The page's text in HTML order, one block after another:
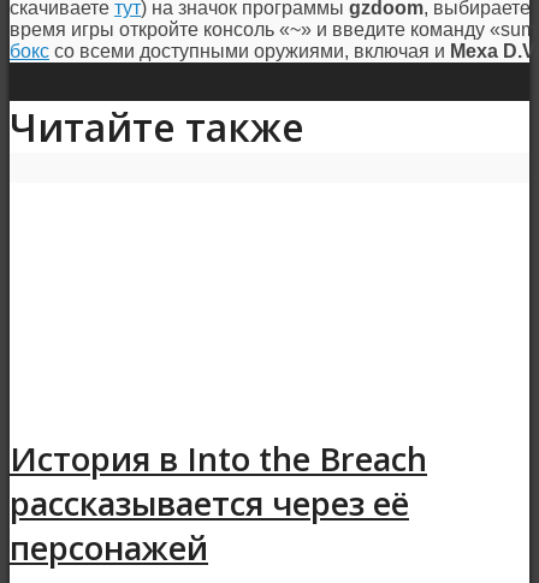
скачиваете тут) на значок программы gzdoom, выбираете
время игры откройте консоль «~» и введите команду
бокс со всеми доступными оружиями, включая и Меха
Читайте также
История в Into the Breach
рассказывается через её
персонажей